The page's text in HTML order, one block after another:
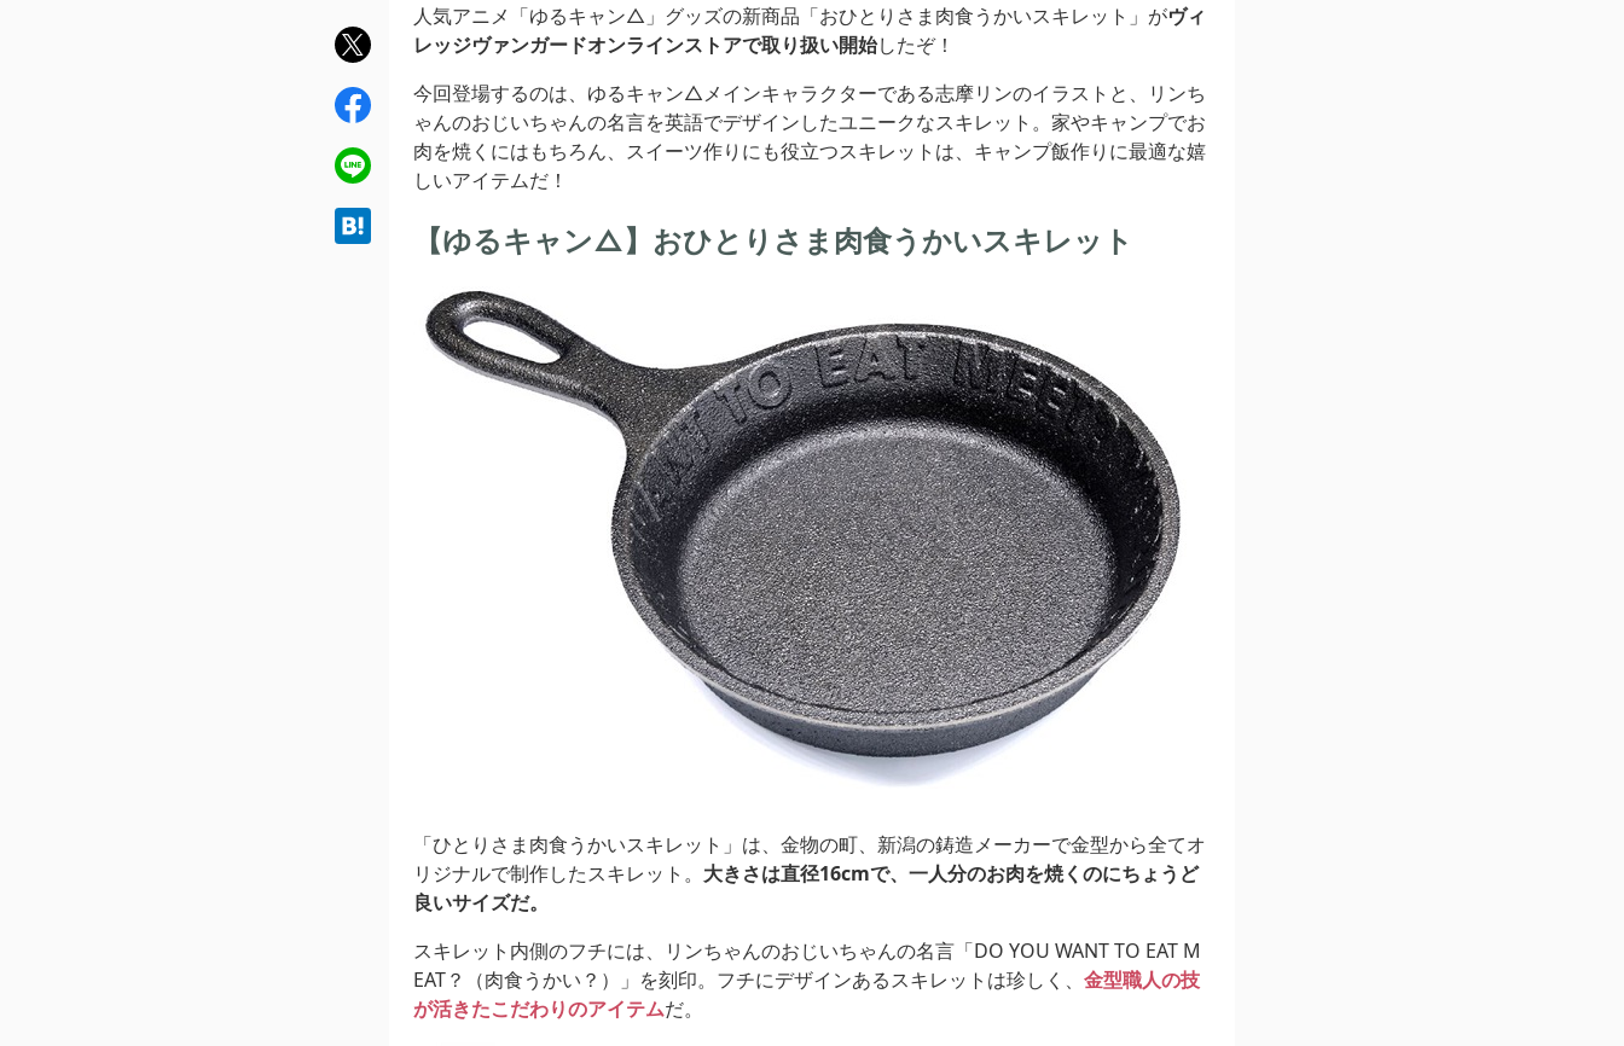
人気アニメ「ゆるキャン△」グッズの新商品「おひとりさま肉食うかいスキレット」がヴィ
レッジヴァンガードオンラインストアで取り扱い開始したぞ！
今回登場するのは、ゆるキャン△メインキャラクターである志摩リンのイラストと、リンち
ゃんのおじいちゃんの名言を英語でデザインしたユニークなスキレット。家やキャンプでお
肉を焼くにはもちろん、スイーツ作りにも役立つスキレットは、キャンプ飯作りに最適な嬉
しいアイテムだ！
【ゆるキャン△】おひとりさま肉食うかいスキレット
「ひとりさま肉食うかいスキレット」は、金物の町、新潟の鋳造メーカーで金型から全てオ
リジナルで制作したスキレット。 大きさは直径16cmで、一人分のお肉を焼くのにちょうど
良いサイズだ。
スキレット内側のフチには、リンちゃんのおじいちゃんの名言「DO YOU WANT TO EAT M
EAT？（肉食うかい？）」を刻印。フチにデザインあるスキレットは珍しく、 金型職人の技
が活きたこだわりのアイテムだ。
twit
ter
fac
ebo
ok
line
hat
ena